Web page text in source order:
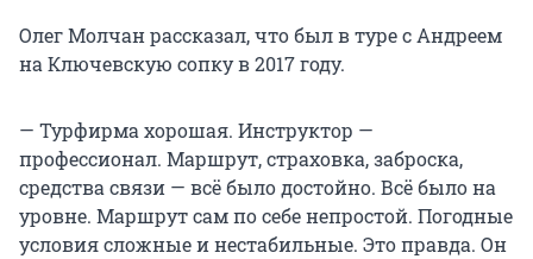
Олег Молчан рассказал, что был в туре с Андреем
на Ключевскую сопку в 2017 году.
— Турфирма хорошая. Инструктор —
профессионал. Маршрут, страховка, заброска,
средства связи — всё было достойно. Всё было на
уровне. Маршрут сам по себе непростой. Погодные
условия сложные и нестабильные. Это правда. Он